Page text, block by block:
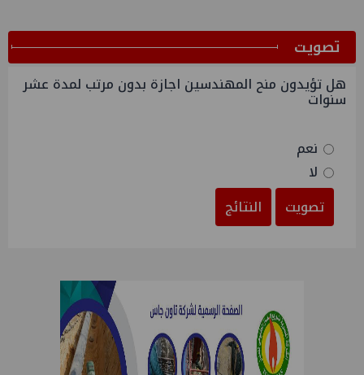
ﺗﺼﻮﻳﺖ
هل تؤيدون منح المهندسين اجازة بدون مرتب لمدة عشر
سنوات
نعم
لا
تصويت
النتائج